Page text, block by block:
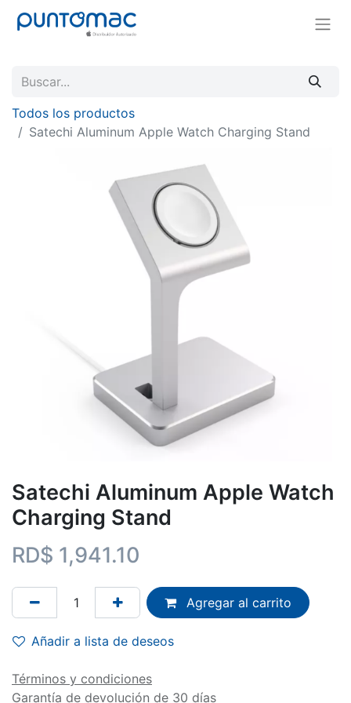
Todos los productos
Satechi Aluminum Apple Watch Charging Stand
Satechi Aluminum Apple Watch
Charging Stand
RD$ 1,941.10
Agregar al carrito
Añadir a lista de deseos
Términos y condiciones
Garantía de devolución de 30 días